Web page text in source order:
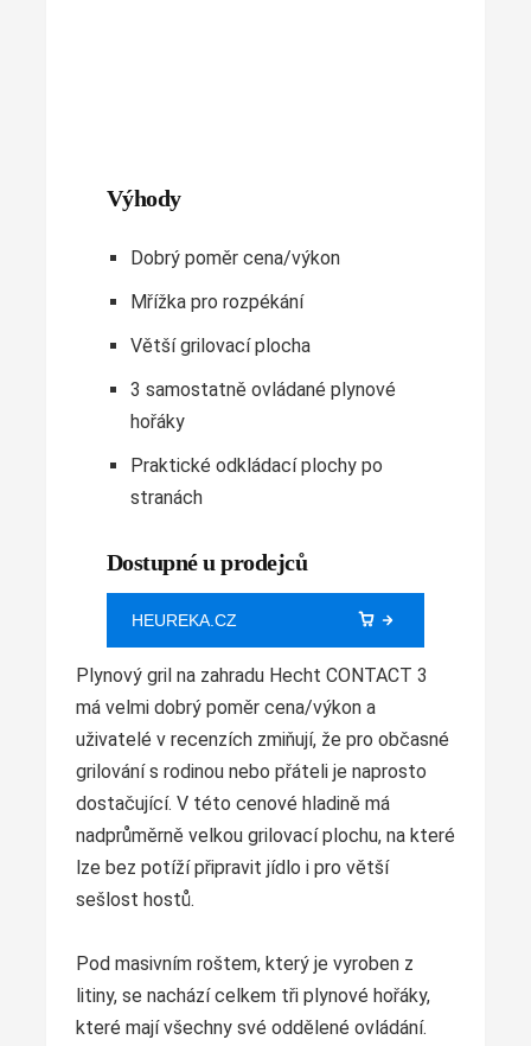
Výhody
Dobrý poměr cena/výkon
Mřížka pro rozpékání
Větší grilovací plocha
3 samostatně ovládané plynové
hořáky
Praktické odkládací plochy po
stranách
Dostupné u prodejců
HEUREKA.CZ
Plynový gril na zahradu Hecht CONTACT 3
má velmi dobrý poměr cena/výkon a
uživatelé v recenzích zmiňují, že pro občasné
grilování s rodinou nebo přáteli je naprosto
dostačující. V této cenové hladině má
nadprůměrně velkou grilovací plochu, na které
lze bez potíží připravit jídlo i pro větší
sešlost hostů.
Pod masivním roštem, který je vyroben z
litiny, se nachází celkem tři plynové hořáky,
které mají všechny své oddělené ovládání.